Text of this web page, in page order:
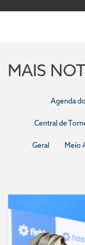
MAIS
Agenda
Central de
Geral Meio